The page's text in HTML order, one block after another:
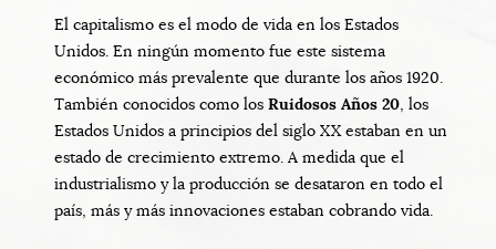
El capitalismo es el modo de vida en los Estados
Unidos. En ningún momento fue este sistema
económico más prevalente que durante los años 1920.
También conocidos como los Ruidosos Años 20, los
Estados Unidos a principios del siglo XX estaban en un
estado de crecimiento extremo. A medida que el
industrialismo y la producción se desataron en todo el
país, más y más innovaciones estaban cobrando vida.